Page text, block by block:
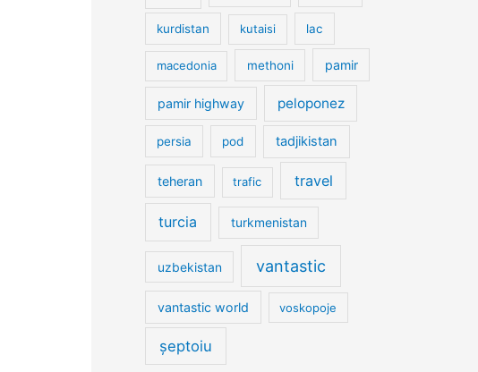
kurdistan kutaisi lac
macedonia methoni pamir
pamir highway peloponez
persia pod tadjikistan
teheran trafic travel
turcia turkmenistan
uzbekistan vantastic
vantastic world voskopoje
șeptoiu